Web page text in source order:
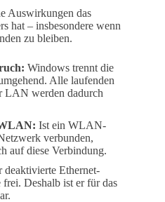
Auswirkungen das
hat – insbesondere wenn
zu bleiben.
Windows trennt die
Alle laufenden
LAN werden dadurch
Ist ein WLAN-
verbunden,
auf diese Verbindung.
deaktivierte Ethernet-
Deshalb ist er für das